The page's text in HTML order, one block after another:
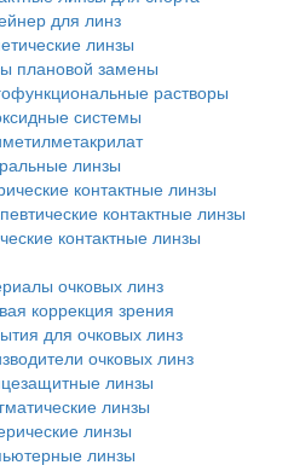
для линз
линзы
плановой замены
растворы
системы
линзы
контактные линзы
контактные линзы
контактные линзы
очковых линз
коррекция зрения
для очковых линз
очковых линз
линзы
линзы
линзы
линзы